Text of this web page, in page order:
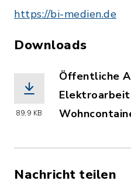
https://bi-medien.de
Downloads
89,9 KB
Öffentliche
Nachricht teilen